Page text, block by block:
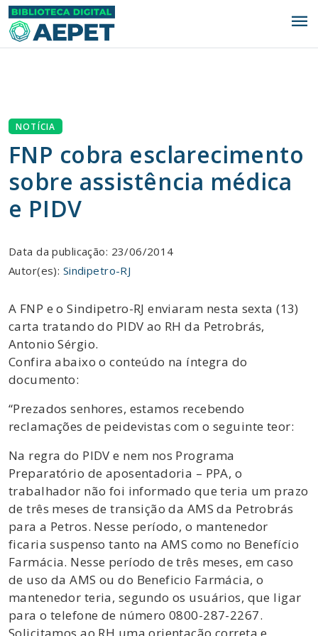
menu
NOTÍCIA
FNP cobra esclarecimento
sobre assistência médica
e PIDV
Data da publicação: 23/06/2014
Autor(es): Sindipetro-RJ
A FNP e o Sindipetro-RJ enviaram nesta sexta (13)
carta tratando do PIDV ao RH da Petrobrás,
Antonio Sérgio.
Confira abaixo o conteúdo na íntegra do
documento:
“Prezados senhores, estamos recebendo
reclamações de peidevistas com o seguinte teor:
Na regra do PIDV e nem nos Programa
Preparatório de aposentadoria – PPA, o
trabalhador não foi informado que teria um prazo
de três meses de transição da AMS da Petrobrás
para a Petros. Nesse período, o mantenedor
ficaria suspenso tanto na AMS como no Benefício
Farmácia. Nesse período de três meses, em caso
de uso da AMS ou do Beneficio Farmácia, o
mantenedor teria, segundo os usuários, que ligar
para o telefone de número 0800-287-2267.